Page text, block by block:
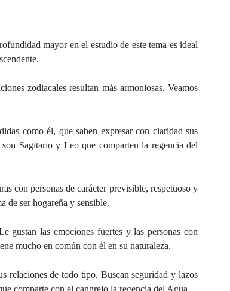
mayor en el estudio de este tema es ideal
zodiacales resultan más armoniosas. Veamos
como él, que saben expresar con claridad sus
Sagitario y Leo que comparten la regencia del
con personas de carácter previsible, respetuoso y
de ser hogareña y sensible.
gustan las emociones fuertes y las personas con
mucho en común con él en su naturaleza.
relaciones de todo tipo. Buscan seguridad y lazos
comparte con el cangrejo la regencia del Agua.